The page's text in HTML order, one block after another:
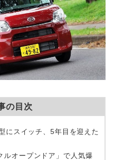
の目次
にスイッチ、5年目を迎えた
ルオープンドア」で人気爆